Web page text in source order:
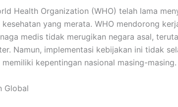
Health Organization (WHO) telah lama
yang merata. WHO mendorong
medis tidak merugikan negara asal,
Namun, implementasi kebijakan ini tidak
kepentingan nasional masing-masing.
Global